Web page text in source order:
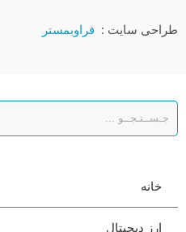
طراحی سایت : فراوبمستر
خانه
ارز دیجیتال